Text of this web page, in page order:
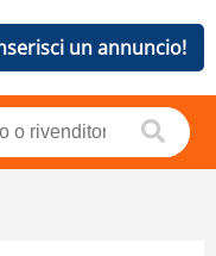
un annuncio!